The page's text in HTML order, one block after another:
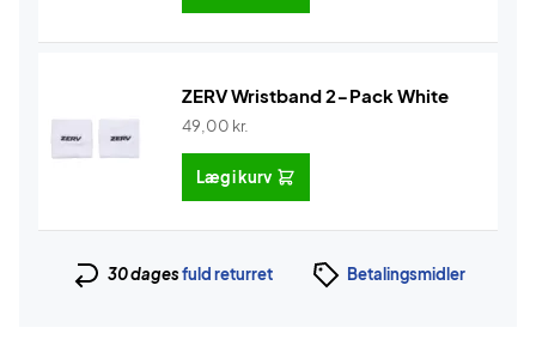
ZERV Wristband 2-Pack White
49,00 kr.
Læg i kurv
30 dagesfuld returret Betalingsmidler